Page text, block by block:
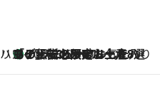
ハワイ賢者 リサのお気に入りリスト2026.8.6
あの伝説の限定トートも！ リニューアルした「ディーン＆デルーカ ハワイ」で必須のお土産8選